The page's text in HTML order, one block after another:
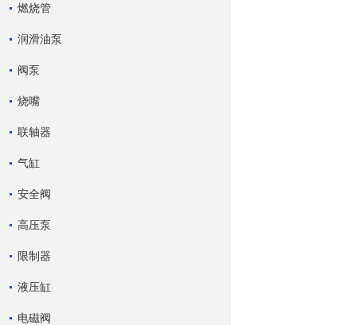
燃烧管
润滑油泵
阀泵
烧嘴
联轴器
气缸
安全阀
高压泵
限制器
液压缸
电磁阀